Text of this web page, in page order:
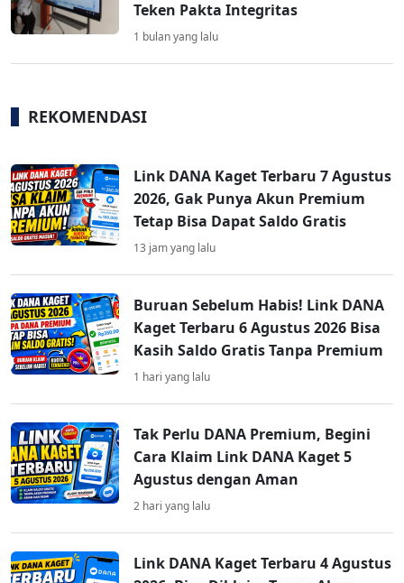
Teken Pakta Integritas
1 bulan yang lalu
REKOMENDASI
Link DANA Kaget Terbaru 7 Agustus
2026, Gak Punya Akun Premium
Tetap Bisa Dapat Saldo Gratis
13 jam yang lalu
Buruan Sebelum Habis! Link DANA
Kaget Terbaru 6 Agustus 2026 Bisa
Kasih Saldo Gratis Tanpa Premium
1 hari yang lalu
Tak Perlu DANA Premium, Begini
Cara Klaim Link DANA Kaget 5
Agustus dengan Aman
2 hari yang lalu
Link DANA Kaget Terbaru 4 Agustus